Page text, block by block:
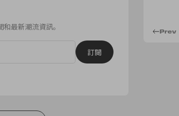
最新潮流資訊。
訂閱
Prev